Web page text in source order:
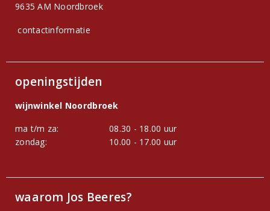
9635 AM Noordbroek
contactinformatie
openingstijden
wijnwinkel Noordbroek
ma t/m za:
08.30 - 18.00 uur
zondag:
10.00 - 17.00 uur
waarom Jos Beeres?